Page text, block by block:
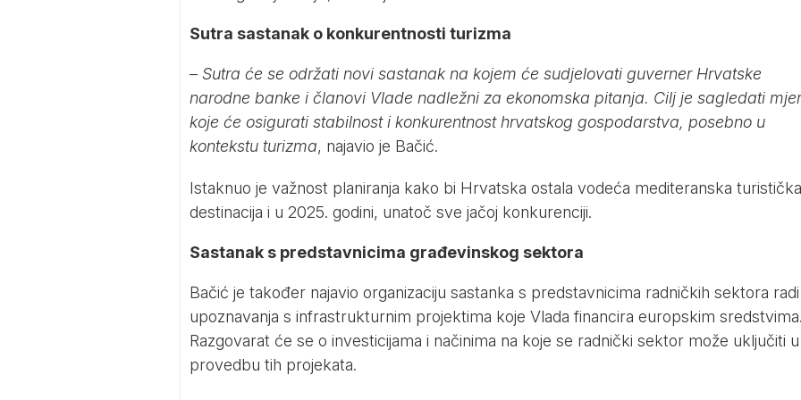
Sutra sastanak o konkurentnosti turizma
– Sutra će se održati novi sastanak na kojem će sudjelovati guverner Hrvatske
narodne banke i članovi Vlade nadležni za ekonomska pitanja. Cilj je sagledati
koje će osigurati stabilnost i konkurentnost hrvatskog gospodarstva, posebno u
kontekstu turizma, najavio je Bačić.
Istaknuo je važnost planiranja kako bi Hrvatska ostala vodeća mediteranska turistička
destinacija i u 2025. godini, unatoč sve jačoj konkurenciji.
Sastanak s predstavnicima građevinskog sektora
Bačić je također najavio organizaciju sastanka s predstavnicima radničkih sektora radi
upoznavanja s infrastrukturnim projektima koje Vlada financira europskim sredstvima.
Razgovarat će se o investicijama i načinima na koje se radnički sektor može uključiti u
provedbu tih projekata.